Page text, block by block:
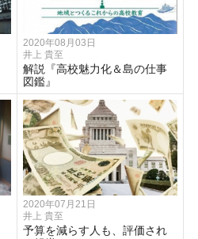
2020年08月03日
井上 貴至
解説『高校魅力化＆島の仕事
図鑑』
2020年07月21日
井上 貴至
予算を減らす人も、評価され